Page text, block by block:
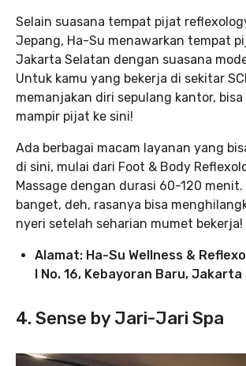
Selain suasana tempat pijat
Jepang, Ha-Su menawarkan tempat
Jakarta Selatan dengan suasana
Untuk kamu yang bekerja di sekitar
memanjakan diri sepulang kantor,
mampir pijat ke sini!
Ada berbagai macam layanan yang
di sini, mulai dari Foot & Body
Massage dengan durasi 60-120
banget, deh, rasanya bisa
nyeri setelah seharian mumet bekerja!
Alamat: Ha-Su Wellness &
I No. 16, Kebayoran Baru,
4. Sense by Jari-Jari Spa